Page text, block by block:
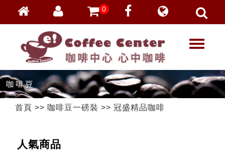
會員登入
忘記密碼
加入會員
VIP登入
VIP申請
0
T
g
l
e
首頁 >> 咖啡豆一磅裝 >> 冠盛精品咖啡
人氣商品